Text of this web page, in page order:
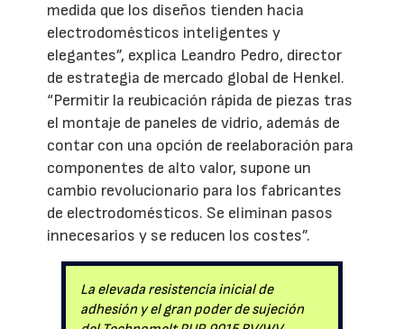
medida que los diseños tienden hacia
electrodomésticos inteligentes y
elegantes”, explica Leandro Pedro, director
de estrategia de mercado global de Henkel.
“Permitir la reubicación rápida de piezas tras
el montaje de paneles de vidrio, además de
contar con una opción de reelaboración para
componentes de alto valor, supone un
cambio revolucionario para los fabricantes
de electrodomésticos. Se eliminan pasos
innecesarios y se reducen los costes”.
La elevada resistencia inicial de
adhesión y el gran poder de sujeción